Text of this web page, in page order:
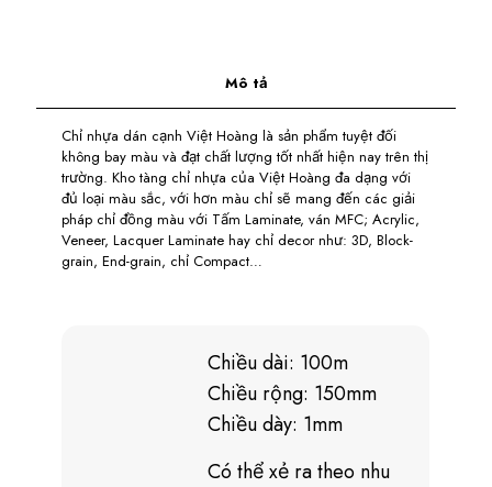
Mô tả
Chỉ nhựa dán cạnh Việt Hoàng là sản phẩm tuyệt đối
không bay màu và đạt chất lượng tốt nhất hiện nay trên thị
trường. Kho tàng chỉ nhựa của Việt Hoàng đa dạng với
đủ loại màu sắc, với hơn màu chỉ sẽ mang đến các giải
pháp chỉ đồng màu với Tấm Laminate, ván MFC; Acrylic,
Veneer, Lacquer Laminate hay chỉ decor như: 3D, Block-
grain, End-grain, chỉ Compact…
Chiều dài: 100m
Chiều rộng: 150mm
Chiều dày: 1mm
Có thể xẻ ra theo nhu